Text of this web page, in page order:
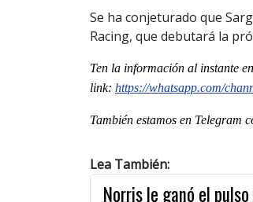
Se ha conjeturado que
Racing, que debutará la
Ten la información al instante
link: https://whatsapp.com/
También estamos en
Lea También:
Norris le ganó el